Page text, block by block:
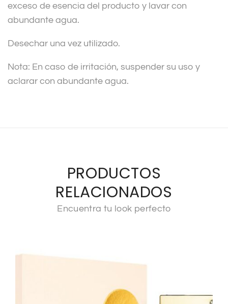
exceso de esencia del producto y lavar con
abundante agua.
Desechar una vez utilizado.
Nota: En caso de irritación, suspender su uso y
aclarar con abundante agua.
PRODUCTOS
RELACIONADOS
Encuentra tu look perfecto